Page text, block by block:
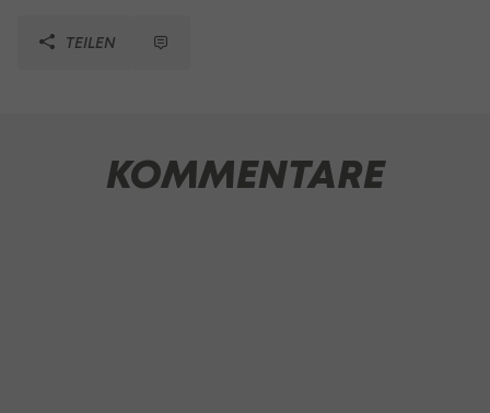
TEILEN
KOMMENTARE